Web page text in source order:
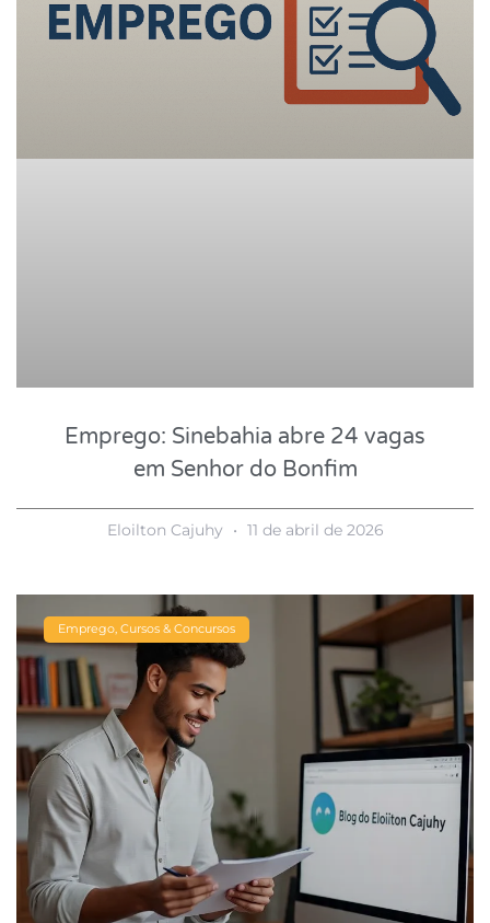
Emprego: Sinebahia abre 24 vagas
em Senhor do Bonfim
Eloilton Cajuhy 11 de abril de 2026
Emprego, Cursos & Concursos